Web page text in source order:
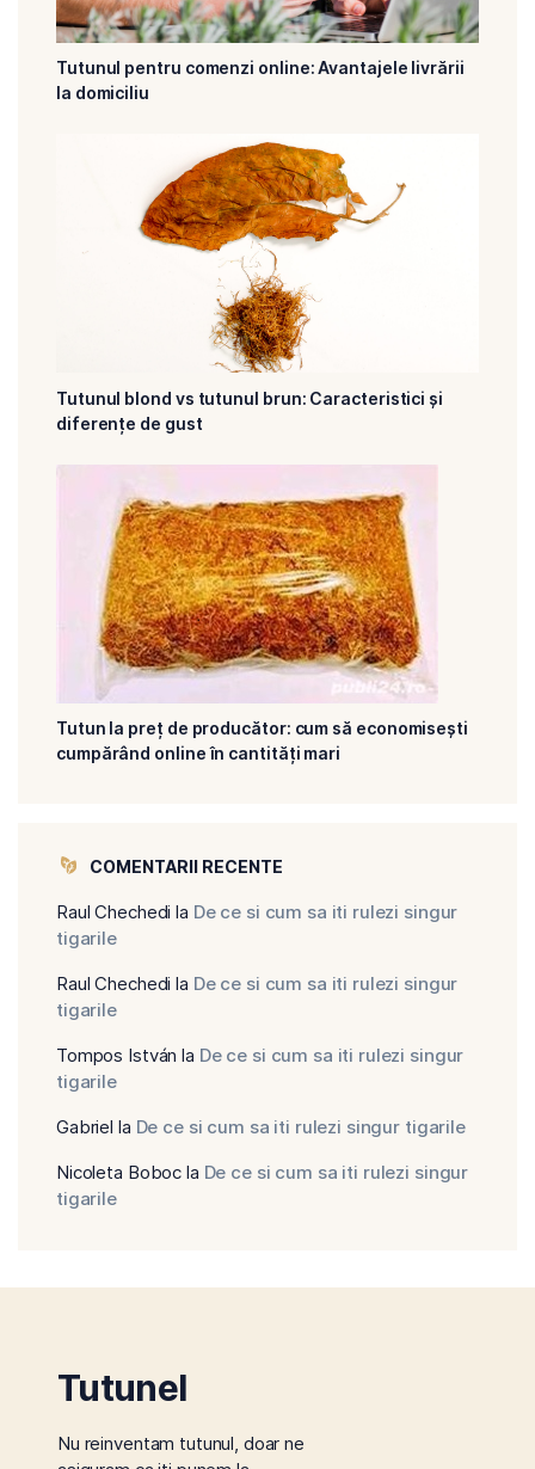
Tutunul pentru comenzi online: Avantajele livrării
la domiciliu
Tutunul blond vs tutunul brun: Caracteristici și
diferențe de gust
Tutun la preț de producător: cum să economisești
cumpărând online în cantități mari
COMENTARII RECENTE
Raul Chechedi la De ce si cum sa iti rulezi singur
tigarile
Raul Chechedi la De ce si cum sa iti rulezi singur
tigarile
Tompos István la De ce si cum sa iti rulezi singur
tigarile
Gabriel la De ce si cum sa iti rulezi singur tigarile
Nicoleta Boboc la De ce si cum sa iti rulezi singur
tigarile
Tutunel
Nu reinventam tutunul, doar ne